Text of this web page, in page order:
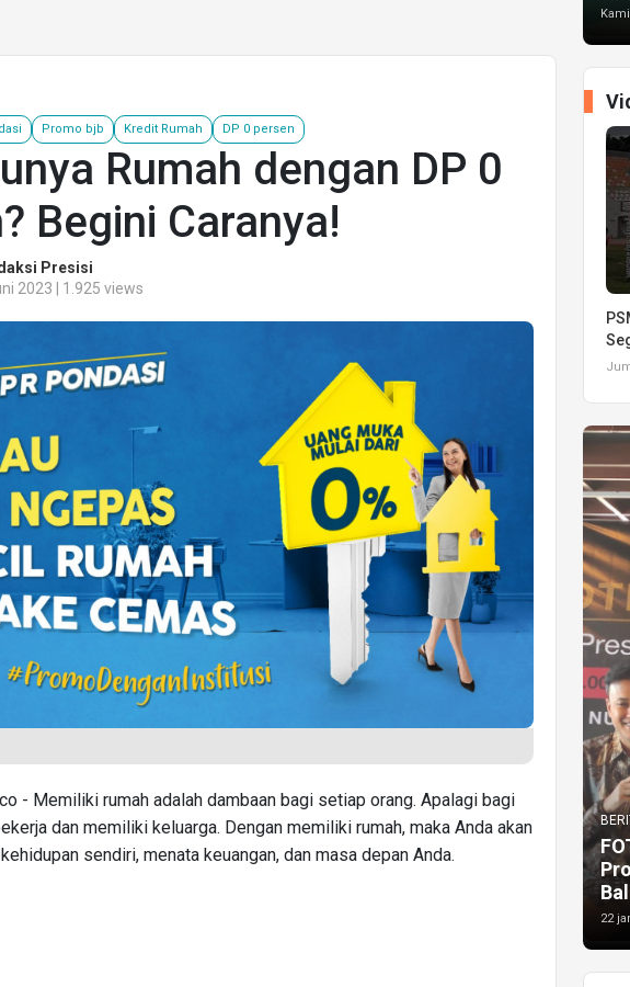
Promo bjb Kredit Rumah DP 0 persen
Rumah dengan DP 0
Begini Caranya!
Presisi
2023 | 1.925 views
- Memiliki rumah adalah dambaan bagi setiap orang. Apalagi bagi
dan memiliki keluarga. Dengan memiliki rumah, maka Anda akan
sendiri, menata keuangan, dan masa depan Anda.
22